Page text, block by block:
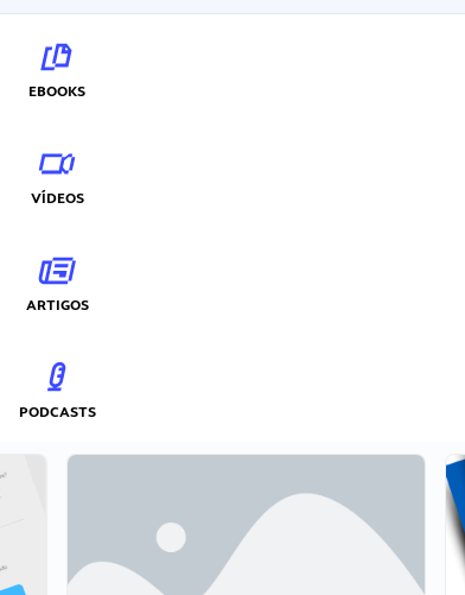
EBOOKS
VÍDEOS
ARTIGOS
PODCASTS